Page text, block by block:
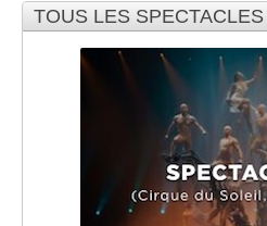
TOUS LES SPECTACLES